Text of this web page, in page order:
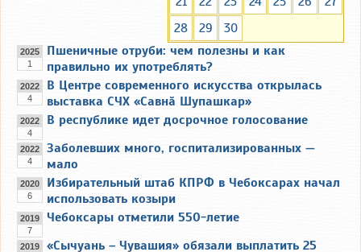
28
29 30
2025
1
Пшеничные отруби: чем полезны и как
правильно их употреблять?
2022
4
В Центре современного искусства открылась
выставка СЧХ «Савнӑ Шупашкар»
2022
4
В республике идет досрочное голосование
2022
4
Заболевших много, госпитализированных —
мало
2020
6
Избирательный штаб КПРФ в Чебоксарах начал
использовать козыри
2019
7
Чебоксары отметили 550-летие
2019
«Сычуань – Чувашия» обязали выплатить 25